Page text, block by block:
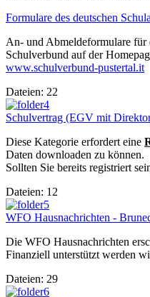
Formulare des deutschen
An- und Abmeldeformulare
Schulverbund auf der
www.schulverbund-pustertal.it
Dateien: 22
Schulvertrag (EGV mit
Diese Kategorie erfordert eine
Daten downloaden zu können.
Sollten Sie bereits registriert
Dateien: 12
WFO Hausnachrichten -
Die WFO Hausnachrichten
Finanziell unterstützt werden
Dateien: 29